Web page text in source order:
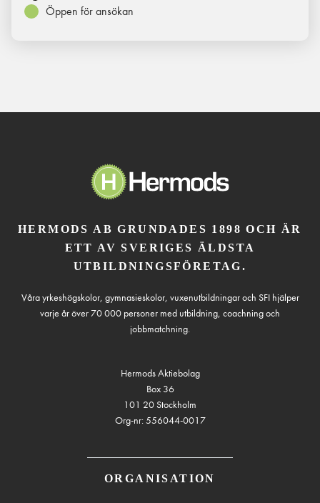
Öppen för ansökan
HERMODS AB GRUNDADES 1898 OCH ÄR
ETT AV SVERIGES ÄLDSTA
UTBILDNINGSFÖRETAG.
Våra yrkeshögskolor, gymnasieskolor, vuxenutbildningar och SFI hjälper
varje år över 70 000 personer med utbildning, coachning och
jobbmatchning.
Hermods Aktiebolag
Box 36
101 20 Stockholm
Org-nr: 556044-0017
ORGANISATION